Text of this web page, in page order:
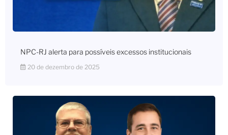
NPC-RJ alerta para possíveis excessos institucionais
20 de dezembro de 2025